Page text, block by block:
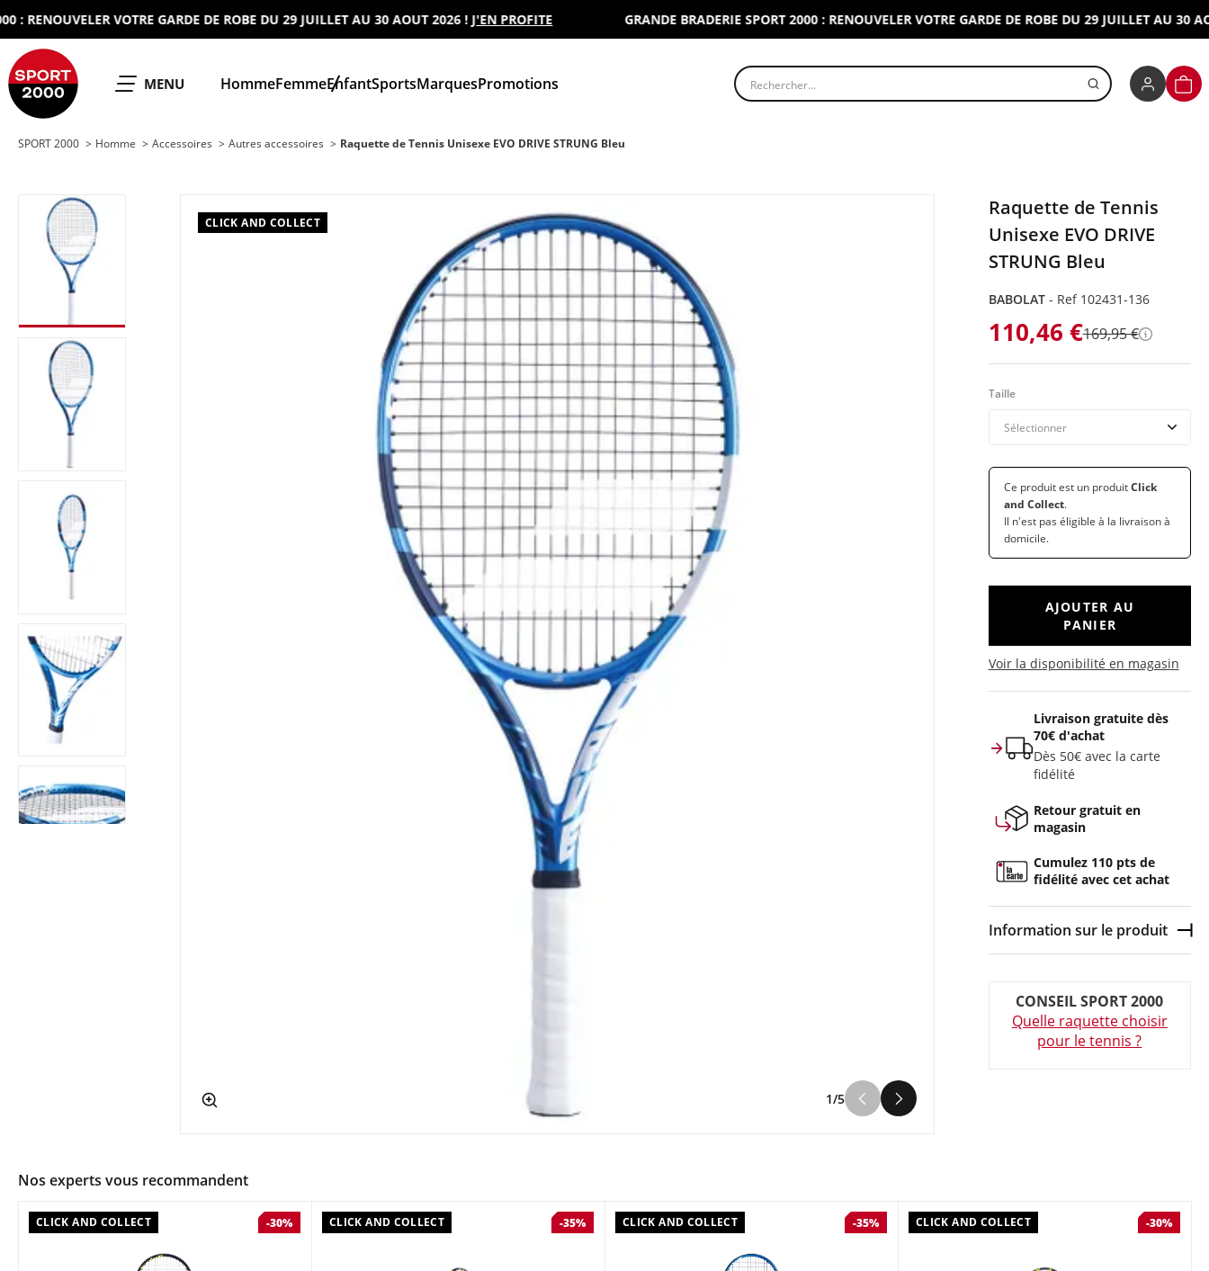
VOTRE GARDE DE ROBE DU 29 JUILLET AU 30 AOUT 2026 !J'EN PROFITE GRANDE BRADERIE SPORT 2000 : RENOUVELER VOTRE GARDE DE ROBE DU 29 JUILLET AU 30 AOUT
OUVRIR LE
MENU HommeFemmeEnfantSportsMarquesPromotions Rechercher un produit
SPORT 2000 Homme Accessoires Autres accessoires Raquette de Tennis Unisexe EVO DRIVE STRUNG Bleu
CLICK AND COLLECT
app.ui.shop.product.zoom
1/5
Raquette de Tennis
Unisexe EVO DRIVE
STRUNG Bleu
BABOLAT - Ref 102431-136
110,46 €169,95 € Détails
Taille
Ce produit est un produitClick
and Collect.
Il n'est pas éligible à la livraison à
domicile.
AJOUTER AU
PANIER
Voir la disponibilité en magasin
Livraison gratuite dès
70€ d'achat
Dès 50€ avec la carte
fidélité
Retour gratuit en
magasin
Cumulez 110 pts de
fidélité avec cet achat
Information sur le produit
Composition :GRAPHITE
Raquette de Tennis Unisexe
CONSEIL SPORT 2000
Quelle raquette choisir
pour le tennis ?
Nos experts vous recommandent
CLICK AND COLLECT -30% CLICK AND COLLECT -35% CLICK AND COLLECT -35% CLICK AND COLLECT -30%